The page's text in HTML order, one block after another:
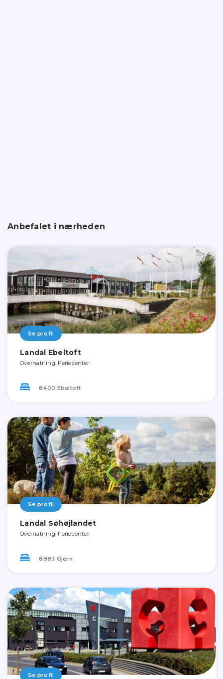
Anbefalet i nærheden
Se profil
Landal Ebeltoft
Overnatning, Feriecenter
8400 Ebeltoft
Se profil
Landal Søhøjlandet
Overnatning, Feriecenter
8883 Gjern
Se profil